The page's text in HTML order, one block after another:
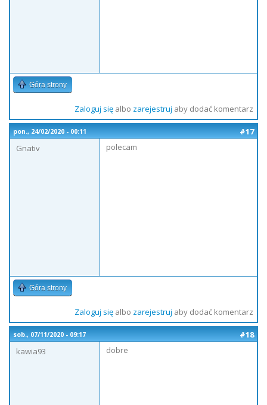
Góra strony
Zaloguj sięalbo zarejestruj aby dodać komentarz
pon., 24/02/2020 - 00:11
#17
Gnativ
polecam
Góra strony
Zaloguj sięalbo zarejestruj aby dodać komentarz
sob., 07/11/2020 - 09:17
#18
kawia93
dobre